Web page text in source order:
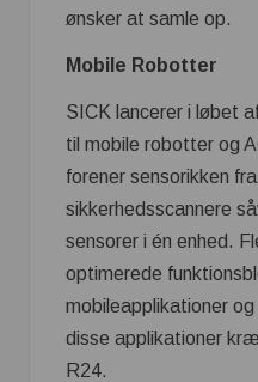
ønsker at samle op.
Mobile Robotter
SICK lancerer i løbet
til mobile robotter og
forener sensorikken
sikkerhedsscannere
sensorer i én enhed.
optimerede
mobileapplikationer
disse applikationer
R24.